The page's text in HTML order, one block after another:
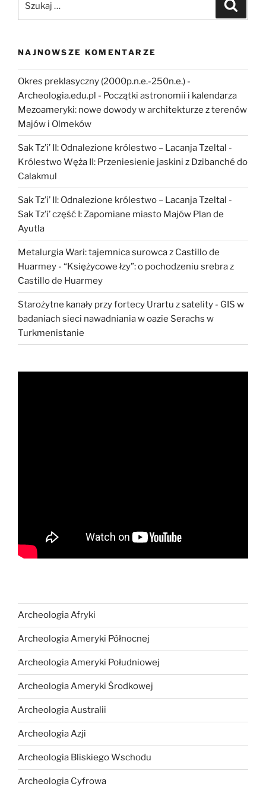
w
–
między
kulturami
Majów
i
Olmeków?”
NAJNOWSZE KOMENTARZE
Okres preklasyczny (2000p.n.e.-250n.e.) -
Archeologia.edu.pl - Początki astronomii i kalendarza
Mezoameryki: nowe dowody w architekturze z terenów
Majów i Olmeków
Sak Tz’i’ II: Odnalezione królestwo – Lacanja Tzeltal -
Królestwo Węża II: Przeniesienie jaskini z Dzibanché do
Calakmul
Sak Tz’i’ II: Odnalezione królestwo – Lacanja Tzeltal -
Sak Tz’i’ część I: Zapomiane miasto Majów Plan de
Ayutla
Metalurgia Wari: tajemnica surowca z Castillo de
Huarmey - “Księżycowe łzy”: o pochodzeniu srebra z
Castillo de Huarmey
Starożytne kanały przy fortecy Urartu z satelity - GIS w
badaniach sieci nawadniania w oazie Serachs w
Turkmenistanie
Archeologia Afryki
Archeologia Ameryki Północnej
Archeologia Ameryki Południowej
Archeologia Ameryki Środkowej
Archeologia Australii
Archeologia Azji
Archeologia Bliskiego Wschodu
Archeologia Cyfrowa